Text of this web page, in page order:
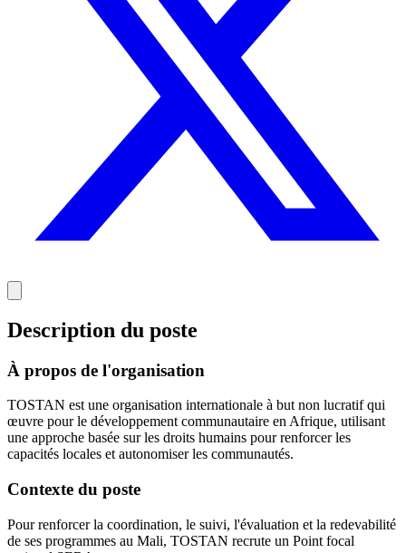
Description du poste
À propos de l'organisation
TOSTAN est une organisation internationale à but non lucratif qui
œuvre pour le développement communautaire en Afrique, utilisant
une approche basée sur les droits humains pour renforcer les
capacités locales et autonomiser les communautés.
Contexte du poste
Pour renforcer la coordination, le suivi, l'évaluation et la redevabilité
de ses programmes au Mali, TOSTAN recrute un Point focal